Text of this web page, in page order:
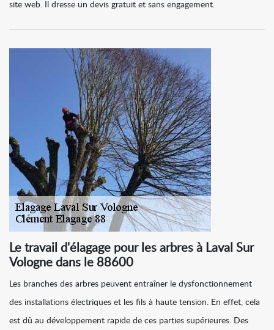
site web. Il dresse un devis gratuit et sans engagement.
Le travail d'élagage pour les arbres à Laval Sur
Vologne dans le 88600
Les branches des arbres peuvent entraîner le dysfonctionnement
des installations électriques et les fils à haute tension. En effet, cela
est dû au développement rapide de ces parties supérieures. Des